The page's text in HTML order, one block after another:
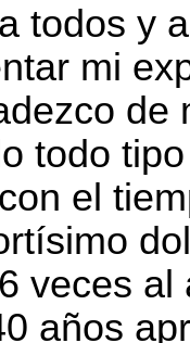
todos y
mi
de
todo
el
veces al
años